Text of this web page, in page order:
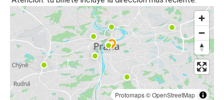
Protomaps©OpenStreetMap